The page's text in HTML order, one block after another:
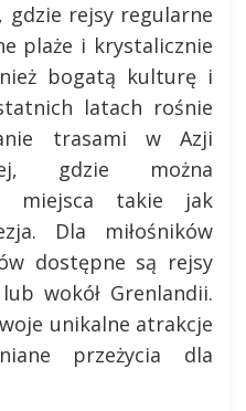
gdzie rejsy regularne
plaże i krystalicznie
bogatą kulturę i
latach rośnie
trasami w Azji
gdzie można
miejsca takie jak
Dla miłośników
dostępne są rejsy
wokół Grenlandii.
unikalne atrakcje
przeżycia dla